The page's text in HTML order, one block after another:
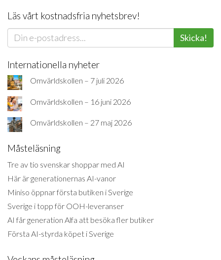
Läs vårt kostnadsfria nyhetsbrev!
Skicka!
Internationella nyheter
Omvärldskollen – 7 juli 2026
Omvärldskollen – 16 juni 2026
Omvärldskollen – 27 maj 2026
Måsteläsning
Tre av tio svenskar shoppar med AI
Här är generationernas AI-vanor
Miniso öppnar första butiken i Sverige
Sverige i topp för OOH-leveranser
AI får generation Alfa att besöka fler butiker
Första AI-styrda köpet i Sverige